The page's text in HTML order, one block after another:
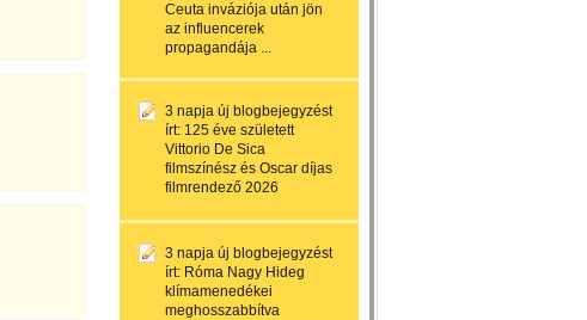
Ceuta inváziója után jön
az influencerek
propagandája ...
3 napja új blogbejegyzést
írt: 125 éve született
Vittorio De Sica
filmszínész és Oscar díjas
filmrendező 2026
3 napja új blogbejegyzést
írt: Róma Nagy Hideg
klímamenedékei
meghosszabbítva